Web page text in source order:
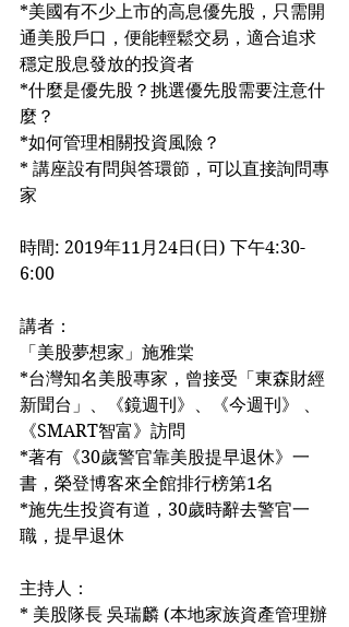
*美國有不少上市的高息優先股，只需開
通美股戶口，便能輕鬆交易，適合追求
穩定股息發放的投資者
*什麼是優先股？挑選優先股需要注意什
麼？
*如何管理相關投資風險？
* 講座設有問與答環節，可以直接詢問專
家
時間: 2019年11月24日(日) 下午4:30-
6:00
講者：
「美股夢想家」施雅棠
*台灣知名美股專家，曾接受「東森財經
新聞台」、《鏡週刊》、《今週刊》 、
《SMART智富》訪問
*著有《30歲警官靠美股提早退休》一
書，榮登博客來全館排行榜第1名
*施先生投資有道，30歲時辭去警官一
職，提早退休
主持人：
* 美股隊長 吳瑞麟 (本地家族資產管理辦